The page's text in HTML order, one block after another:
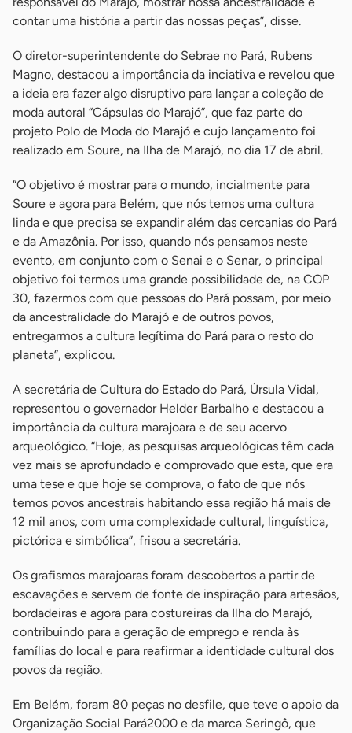
contar uma história a partir das nossas peças”, disse.
O diretor-superintendente do Sebrae no Pará, Rubens
Magno, destacou a importância da inciativa e revelou que
a ideia era fazer algo disruptivo para lançar a coleção de
moda autoral “Cápsulas do Marajó”, que faz parte do
projeto Polo de Moda do Marajó e cujo lançamento foi
realizado em Soure, na Ilha de Marajó, no dia 17 de abril.
“O objetivo é mostrar para o mundo, incialmente para
Soure e agora para Belém, que nós temos uma cultura
linda e que precisa se expandir além das cercanias do Pará
e da Amazônia. Por isso, quando nós pensamos neste
evento, em conjunto com o Senai e o Senar, o principal
objetivo foi termos uma grande possibilidade de, na COP
30, fazermos com que pessoas do Pará possam, por meio
da ancestralidade do Marajó e de outros povos,
entregarmos a cultura legítima do Pará para o resto do
planeta”, explicou.
A secretária de Cultura do Estado do Pará, Úrsula Vidal,
representou o governador Helder Barbalho e destacou a
importância da cultura marajoara e de seu acervo
arqueológico. “Hoje, as pesquisas arqueológicas têm cada
vez mais se aprofundado e comprovado que esta, que era
uma tese e que hoje se comprova, o fato de que nós
temos povos ancestrais habitando essa região há mais de
12 mil anos, com uma complexidade cultural, linguística,
pictórica e simbólica”, frisou a secretária.
Os grafismos marajoaras foram descobertos a partir de
escavações e servem de fonte de inspiração para artesãos,
bordadeiras e agora para costureiras da Ilha do Marajó,
contribuindo para a geração de emprego e renda às
famílias do local e para reafirmar a identidade cultural dos
povos da região.
Em Belém, foram 80 peças no desfile, que teve o apoio da
Organização Social Pará2000 e da marca Seringô, que